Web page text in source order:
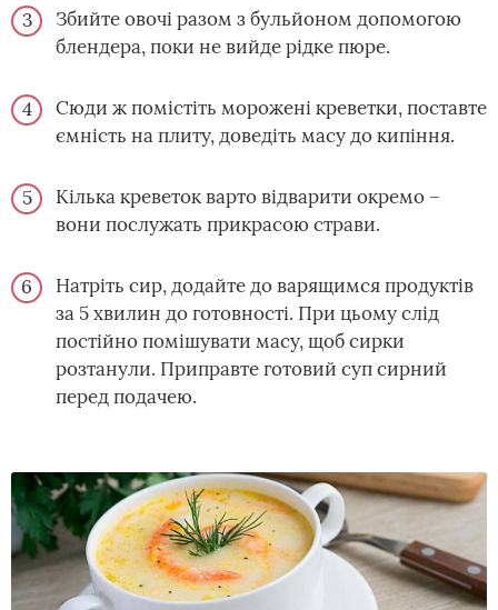
Збийте овочі разом з бульйоном допомогою
блендера, поки не вийде рідке пюре.
Сюди ж помістіть морожені креветки, поставте
ємність на плиту, доведіть масу до кипіння.
Кілька креветок варто відварити окремо –
вони послужать прикрасою страви.
Натріть сир, додайте до варящимся продуктів
за 5 хвилин до готовності. При цьому слід
постійно помішувати масу, щоб сирки
розтанули. Приправте готовий суп сирний
перед подачею.